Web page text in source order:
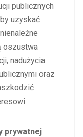
publicznych
uzyskać
oszustwa
nadużycia
oraz
prywatnej